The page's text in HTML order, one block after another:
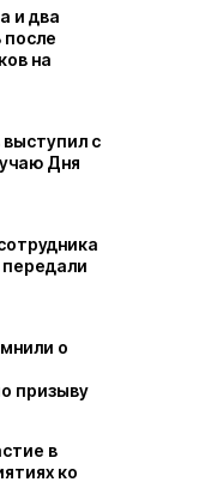
и два
после
на
с
Дня
о
призыву
в
ко